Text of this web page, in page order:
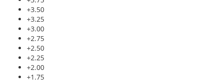
+3.50
+3.25
+3.00
+2.75
+2.50
+2.25
+2.00
+1.75